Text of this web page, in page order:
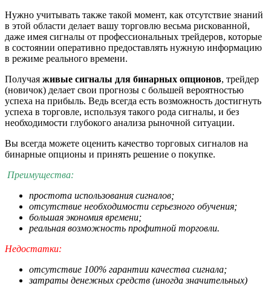
Нужно учитывать также такой момент, как отсутствие знаний
в этой области делает вашу торговлю весьма рискованной,
даже имея сигналы от профессиональных трейдеров, которые
в состоянии оперативно предоставлять нужную информацию
в режиме реального времени.
Получая живые сигналы для бинарных опционов, трейдер
(новичок) делает свои прогнозы с большей вероятностью
успеха на прибыль. Ведь всегда есть возможность достигнуть
успеха в торговле, используя такого рода сигналы, и без
необходимости глубокого анализа рыночной ситуации.
Вы всегда можете оценить качество торговых сигналов на
бинарные опционы и принять решение о покупке.
Преимущества:
простота использования сигналов;
отсутствие необходимости серьезного обучения;
большая экономия времени;
реальная возможность профитной торговли.
Недостатки:
отсутствие 100% гарантии качества сигнала;
затраты денежных средств (иногда значительных)